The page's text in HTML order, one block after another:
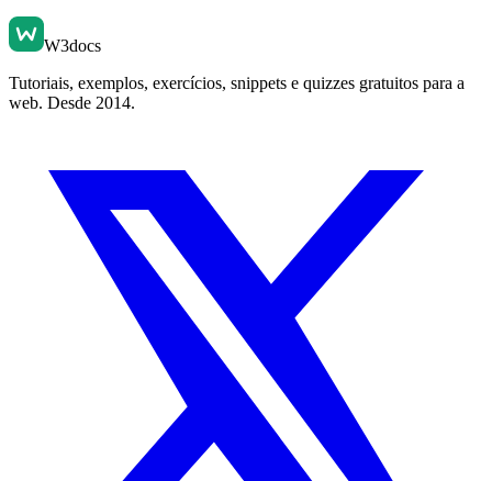
W3docs
Tutoriais, exemplos, exercícios, snippets e quizzes gratuitos para a
web. Desde 2014.